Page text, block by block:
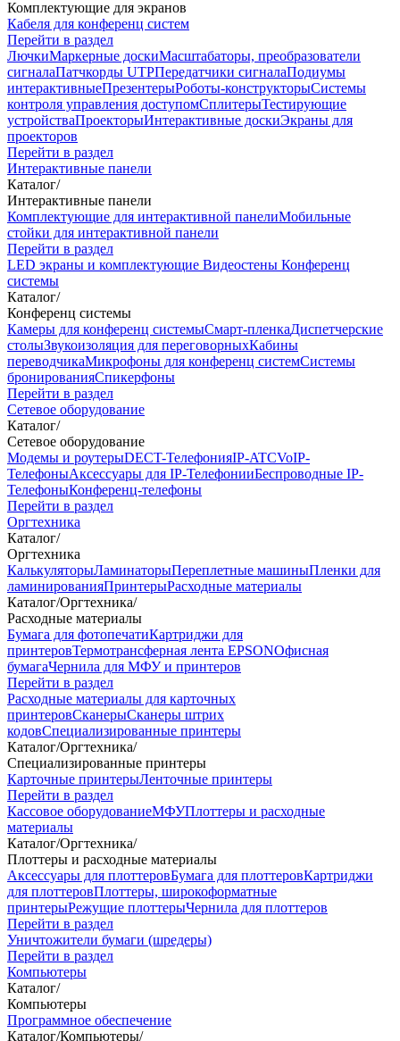
Комплектующие для экранов
Кабеля для конференц систем
Перейти в раздел
ЛючкиМаркерные доскиМасштабаторы, преобразователи
сигналаПатчкорды UTPПередатчики сигналаПодиумы
интерактивныеПрезентерыРоботы-конструкторыСистемы
контроля управления доступомСплитерыТестирующие
устройстваПроекторыИнтерактивные доскиЭкраны для
проекторов
Перейти в раздел
Интерактивные панели
Каталог/
Интерактивные панели
Комплектующие для интерактивной панелиМобильные
стойки для интерактивной панели
Перейти в раздел
LED экраны и комплектующие Видеостены Конференц
системы
Каталог/
Конференц системы
Камеры для конференц системыCмарт-пленкаДиспетчерские
столыЗвукоизоляция для переговорныхКабины
переводчикаМикрофоны для конференц системСистемы
бронированияСпикерфоны
Перейти в раздел
Сетевое оборудование
Каталог/
Сетевое оборудование
Модемы и роутерыDECT-ТелефонияIP-ATCVoIP-
ТелефоныАксессуары для IP-ТелефонииБеспроводные IP-
ТелефоныКонференц-телефоны
Перейти в раздел
Оргтехника
Каталог/
Оргтехника
КалькуляторыЛаминаторыПереплетные машиныПленки для
ламинированияПринтерыРасходные материалы
Каталог/Оргтехника/
Расходные материалы
Бумага для фотопечатиКартриджи для
принтеровТермотрансферная лента EPSONОфисная
бумагаЧернила для МФУ и принтеров
Перейти в раздел
Расходные материалы для карточных
принтеровСканерыСканеры штрих
кодовСпециализированные принтеры
Каталог/Оргтехника/
Специализированные принтеры
Карточные принтерыЛенточные принтеры
Перейти в раздел
Кассовое оборудованиеМФУПлоттеры и расходные
материалы
Каталог/Оргтехника/
Плоттеры и расходные материалы
Аксессуары для плоттеровБумага для плоттеровКартриджи
для плоттеровПлоттеры, широкоформатные
принтерыРежущие плоттерыЧернила для плоттеров
Перейти в раздел
Уничтожители бумаги (шредеры)
Перейти в раздел
Компьютеры
Каталог/
Компьютеры
Программное обеспечение
Каталог/Компьютеры/